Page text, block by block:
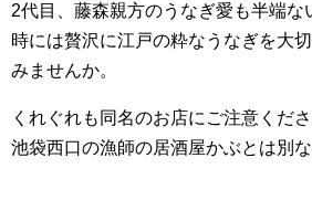
2代目、藤森親方のうなぎ愛も半端な
時には贅沢に江戸の粋なうなぎを大
みませんか。
くれぐれも同名のお店にご注意くださ
池袋西口の漁師の居酒屋かぶとは別な